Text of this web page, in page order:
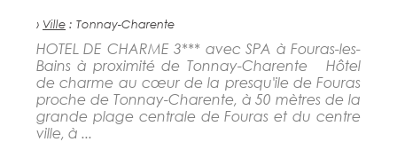
› Ville : Tonnay-Charente
HOTEL DE CHARME 3*** avec SPA à Fouras-les-
Bains à proximité de Tonnay-Charente Hôtel
de charme au cœur de la presqu'ile de Fouras
proche de Tonnay-Charente, à 50 mètres de la
grande plage centrale de Fouras et du centre
ville, à ...